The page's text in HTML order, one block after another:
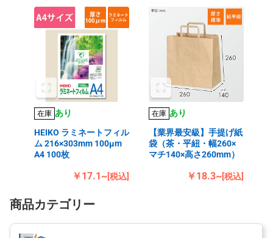
在庫 あり
HEIKO ラミネートフィル
ム 216×303mm 100μm
A4 100枚
￥17.1~[税込]
在庫 あり
【業界最安級】手提げ紙
袋（茶・平紐・幅260×
マチ140×高さ260mm）
￥18.3~[税込]
商品カテゴリー